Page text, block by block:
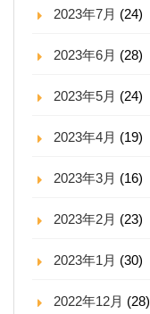
2023年7月 (24)
2023年6月 (28)
2023年5月 (24)
2023年4月 (19)
2023年3月 (16)
2023年2月 (23)
2023年1月 (30)
2022年12月 (28)